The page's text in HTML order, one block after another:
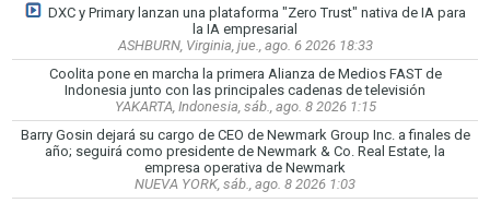
DXC y Primary lanzan una plataforma "Zero Trust" nativa de IA para
la IA empresarial
ASHBURN, Virginia, jue., ago. 6 2026 18:33
Coolita pone en marcha la primera Alianza de Medios FAST de
Indonesia junto con las principales cadenas de televisión
YAKARTA, Indonesia, sáb., ago. 8 2026 1:15
Barry Gosin dejará su cargo de CEO de Newmark Group Inc. a finales de
año; seguirá como presidente de Newmark & Co. Real Estate, la
empresa operativa de Newmark
NUEVA YORK, sáb., ago. 8 2026 1:03